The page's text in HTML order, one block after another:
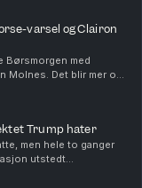
varsel og Clairon
Børsmorgen med
Molnes. Det blir mer om
Norse, utviklingen i
Trump hater
men hele to ganger
utstedt
gigantprosjektet innen